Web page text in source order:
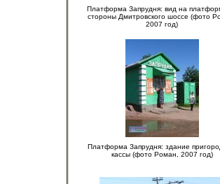
Платформа Запрудня: вид на
стороны Дмитровского шоссе (фото
2007 год)
Платформа Запрудня: здание
кассы (фото Роман, 2007 год)